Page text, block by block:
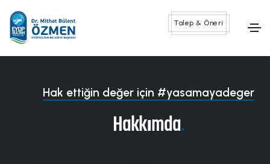
Talep & Öneri
Hak ettiğin değer için #yasamayadeger
Hakkımda.